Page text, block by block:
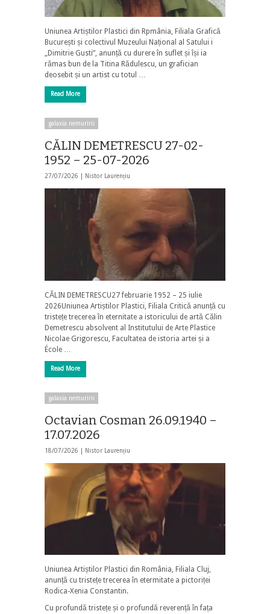
Uniunea Artiștilor Plastici din Rpmânia, Filiala Grafică
București și colectivul Muzeului Național al Satului i
„Dimitrie Gusti”, anunță cu durere în suflet și își ia
rămas bun de la Titina Rădulescu, un grafician
deosebit și un artist cu totul …
Read More
galaxia nemuririi
CĂLIN DEMETRESCU 27-02-
1952 – 25-07-2026
27/07/2026 | Nistor Laurențiu
CĂLIN DEMETRESCU27 februarie 1952 – 25 iulie
2026Uniunea Artiștilor Plastici, Filiala Critică anunță cu
tristețe trecerea în eternitate a istoricului de artă Călin
Demetrescu absolvent al Institutului de Arte Plastice
Nicolae Grigorescu, Facultatea de istoria artei și a
École …
Read More
galaxia nemuririi
Octavian Cosman 26.09.1940 –
17.07.2026
18/07/2026 | Nistor Laurențiu
Uniunea Artiștilor Plastici din România, Filiala Cluj,
anunță cu tristețe trecerea în etermitate a pictoriței
Rodica-Xenia Constantin.
Cu profundă tristețe și o profundă reverență în fața